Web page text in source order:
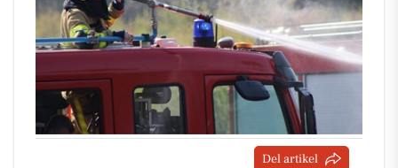
Del artikel